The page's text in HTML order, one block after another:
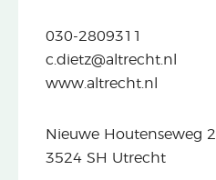
030-2809311
c.dietz@altrecht.nl
www.altrecht.nl
Nieuwe Houtenseweg 2
3524 SH Utrecht